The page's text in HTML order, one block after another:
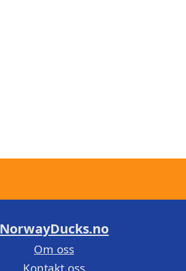
NorwayDucks.no
Om oss
Kontakt oss